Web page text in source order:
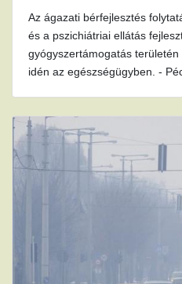
Az ágazati bérfejlesztés
és a pszichiátriai ellátás
gyógyszertámogatás
idén az egészségügyben. -